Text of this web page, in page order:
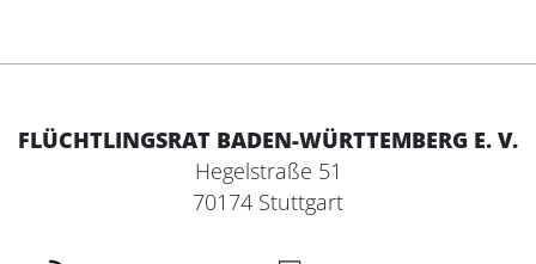
FLÜCHTLINGSRAT BADEN-WÜRTTEMBERG E. V.
Hegelstraße 51
70174 Stuttgart